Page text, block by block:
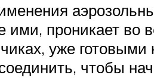
ими, проникает во
уже
чтобы